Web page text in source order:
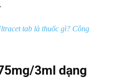
tab là thuốc gì? Công
3ml dạng